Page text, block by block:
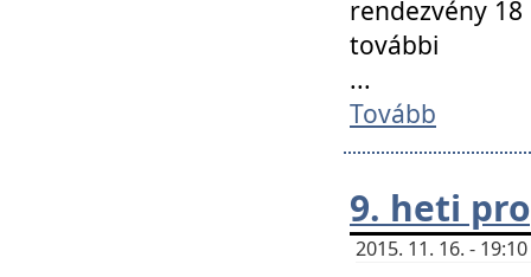
rendezvény
további
...
Tovább
9. heti
2015. 11. 16. -